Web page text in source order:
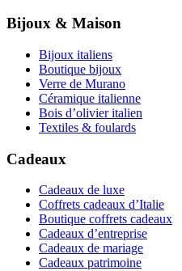
Bijoux & Maison
Bijoux italiens
Boutique bijoux
Verre de Murano
Céramique italienne
Bois d’olivier italien
Textiles & foulards
Cadeaux
Cadeaux de luxe
Coffrets cadeaux d’Italie
Boutique coffrets cadeaux
Cadeaux d’entreprise
Cadeaux de mariage
Cadeaux patrimoine